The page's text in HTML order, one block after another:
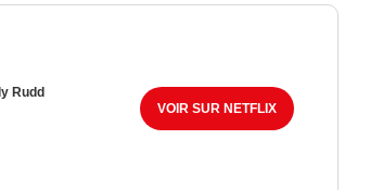
Rudd
VOIR SUR NETFLIX